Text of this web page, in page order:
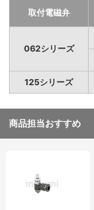
取付電磁弁
062シリーズ
125シリーズ
商品担当おすすめ